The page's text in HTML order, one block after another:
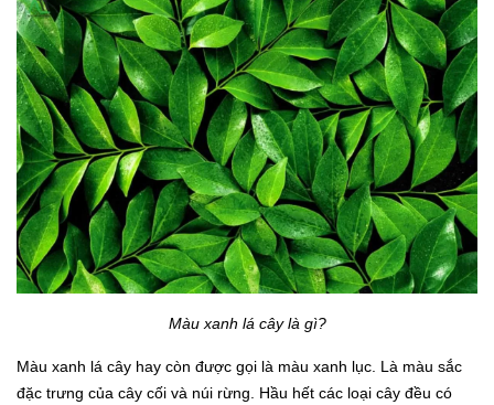
Màu xanh lá cây là gì?
Màu xanh lá cây hay còn được gọi là màu xanh lục. Là màu sắc
đặc trưng của cây cối và núi rừng. Hầu hết các loại cây đều có